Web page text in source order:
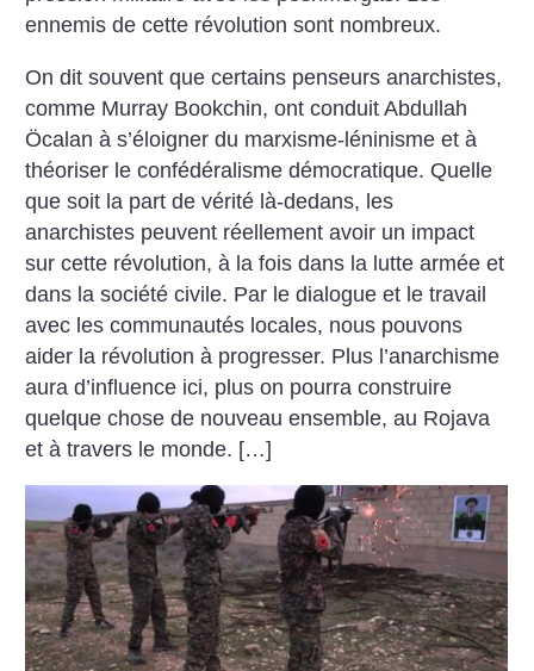
ennemis de cette révolution sont nombreux.
On dit souvent que certains penseurs anarchistes,
comme Murray Bookchin, ont conduit Abdullah
Öcalan à s’éloigner du marxisme-léninisme et à
théoriser le confédéralisme démocratique. Quelle
que soit la part de vérité là-dedans, les
anarchistes peuvent réellement avoir un impact
sur cette révolution, à la fois dans la lutte armée et
dans la société civile. Par le dialogue et le travail
avec les communautés locales, nous pouvons
aider la révolution à progresser. Plus l’anarchisme
aura d’influence ici, plus on pourra construire
quelque chose de nouveau ensemble, au Rojava
et à travers le monde. […]